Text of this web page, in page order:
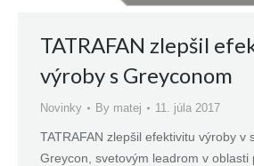
TATRAFAN zlepšil
výroby s Greyconom
Novinky By matej 11. júla 2017
TATRAFAN zlepšil efektivitu výroby v
Greycon, svetovým leadrom v oblasti